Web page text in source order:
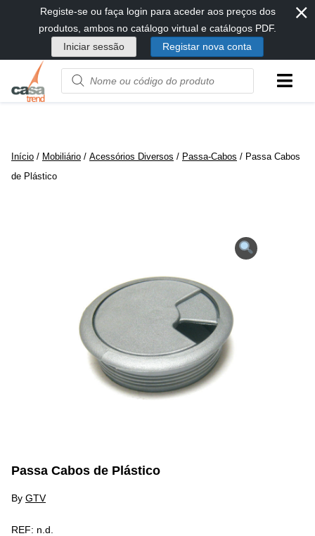
diretamente
conteúdo
Registe-se ou faça login para aceder aos preços dos
produtos, ambos no catálogo virtual e catálogos PDF.
Iniciar sessão
Registar nova conta
⨯
Product
name
Início / Mobiliário / Acessórios Diversos / Passa-Cabos / Passa Cabos
de Plástico
Passa Cabos de Plástico
By GTV
REF: n.d.